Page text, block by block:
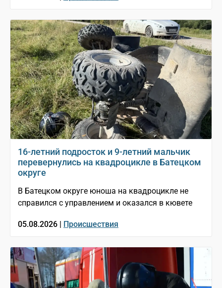
16-летний подросток и 9-летний мальчик
перевернулись на квадроцикле в Батецком
округе
В Батецком округе юноша на квадроцикле не
справился с управлением и оказался в кювете
05.08.2026 | Происшествия